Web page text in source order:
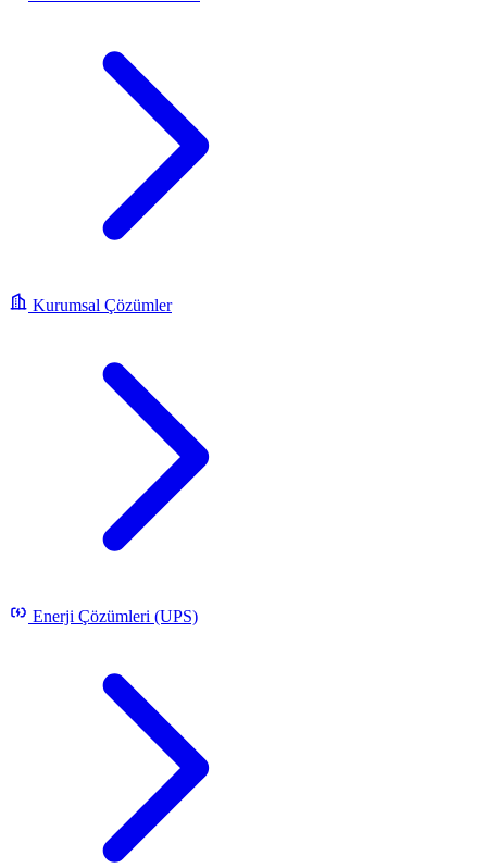
Kurumsal Çözümler
Enerji Çözümleri (UPS)